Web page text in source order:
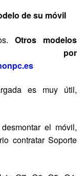
de su móvil
Otros modelos
por
es muy útil,
el móvil,
contratar Soporte